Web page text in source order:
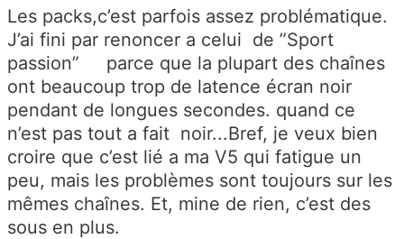
Les packs,c’est parfois assez problématique.
J’ai fini par renoncer a celui de ”Sport
passion” parce que la plupart des chaînes
ont beaucoup trop de latence écran noir
pendant de longues secondes. quand ce
n’est pas tout a fait noir...Bref, je veux bien
croire que c’est lié a ma V5 qui fatigue un
peu, mais les problèmes sont toujours sur les
mêmes chaînes. Et, mine de rien, c’est des
sous en plus.